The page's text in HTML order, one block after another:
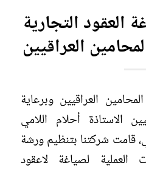
التجارية
العراقيين
العراقيين وبرعاية
الاستاذة أحلام اللامي
قامت شركتنا بتنظيم ورشة
العملية لصياغة لاعقود